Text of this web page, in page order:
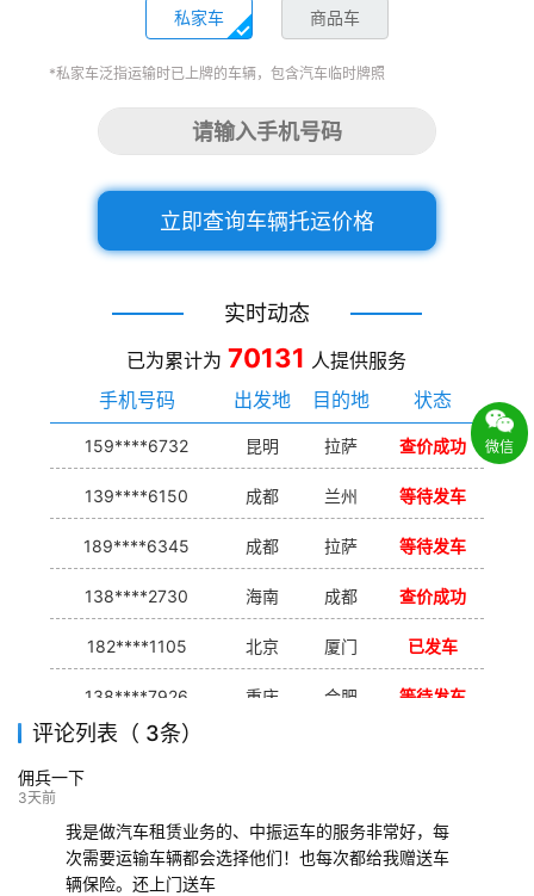
私家车 商品车
*私家车泛指运输时已上牌的车辆，包含汽车临时牌照
立即查询车辆托运价格
实时动态
已为累计为 70131 人提供服务
手机号码
出发地 目的地 状态
159****6732 昆明 拉萨 查价成功
139****6150 成都 兰州 等待发车
189****6345 成都 拉萨 等待发车
138****2730 海南 成都 查价成功
182****1105 北京 厦门 已发车
138****7926 重庆 合肥 等待发车
139****9233
评论列表（ 3条）
佣兵一下
3天前
我是做汽车租赁业务的、中振运车的服务非常好，每
次需要运输车辆都会选择他们！也每次都给我赠送车
辆保险。还上门送车
微信